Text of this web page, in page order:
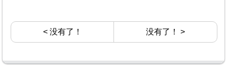
< 没有了！ 没有了！ >